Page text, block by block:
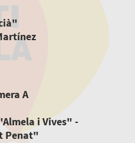
A
i Vives" -
Penat"